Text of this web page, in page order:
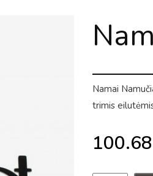
Namai
trimis
100.68